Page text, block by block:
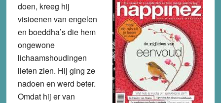
doen, kreeg hij
visioenen van engelen
en boeddha’s die hem
ongewone
lichaamshoudingen
lieten zien. Hij ging ze
nadoen en werd beter.
Omdat hij er van